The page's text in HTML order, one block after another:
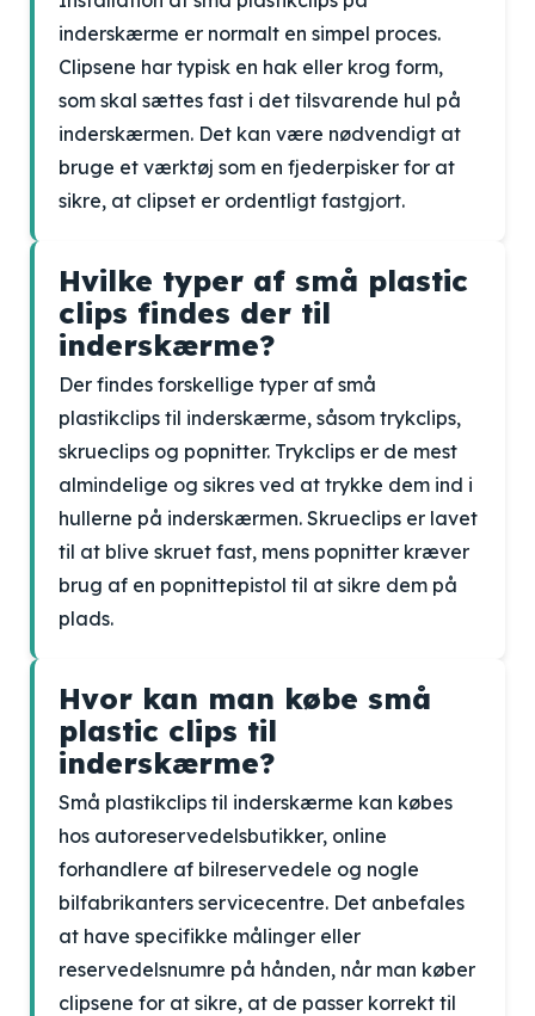
inderskærme er normalt en simpel proces.
Clipsene har typisk en hak eller krog form,
som skal sættes fast i det tilsvarende hul på
inderskærmen. Det kan være nødvendigt at
bruge et værktøj som en fjederpisker for at
sikre, at clipset er ordentligt fastgjort.
Hvilke typer af små plastic
clips findes der til
inderskærme?
Der findes forskellige typer af små
plastikclips til inderskærme, såsom trykclips,
skrueclips og popnitter. Trykclips er de mest
almindelige og sikres ved at trykke dem ind i
hullerne på inderskærmen. Skrueclips er lavet
til at blive skruet fast, mens popnitter kræver
brug af en popnittepistol til at sikre dem på
plads.
Hvor kan man købe små
plastic clips til
inderskærme?
Små plastikclips til inderskærme kan købes
hos autoreservedelsbutikker, online
forhandlere af bilreservedele og nogle
bilfabrikanters servicecentre. Det anbefales
at have specifikke målinger eller
reservedelsnumre på hånden, når man køber
clipsene for at sikre, at de passer korrekt til